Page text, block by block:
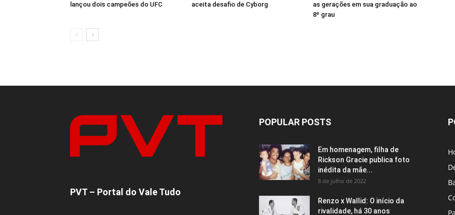
lançou dois campeões do UFC
aceita desafio de Cyborg
as gerações em sua graduação ao
8º grau
PVT – Portal do Vale Tudo
POPULAR POSTS
Em homenagem, filha de
Rickson Gracie publica foto
inédita da mãe...
8 de julho de 2022
Renzo x Wallid: O início da
rivalidade, há 30 anos